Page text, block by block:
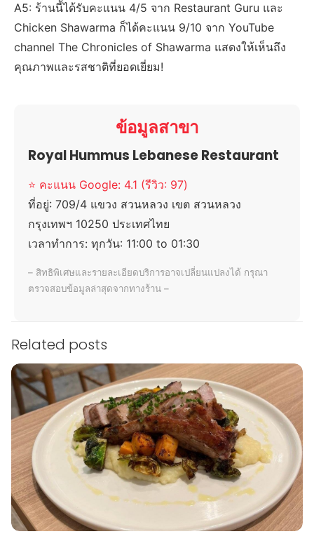
A5: ร้านนี้ได้รับคะแนน 4/5 จาก Restaurant Guru และ
Chicken Shawarma ก็ได้คะแนน 9/10 จาก YouTube
channel The Chronicles of Shawarma แสดงให้เห็นถึง
คุณภาพและรสชาติที่ยอดเยี่ยม!
ข้อมูลสาขา
Royal Hummus Lebanese Restaurant
⭐ คะแนน Google: 4.1 (รีวิว: 97)
ที่อยู่: 709/4 แขวง สวนหลวง เขต สวนหลวง
กรุงเทพฯ 10250 ประเทศไทย
เวลาทำการ: ทุกวัน: 11:00 to 01:30
– สิทธิพิเศษและรายละเอียดบริการอาจเปลี่ยนแปลงได้ กรุณา
ตรวจสอบข้อมูลล่าสุดจากทางร้าน –
Related posts